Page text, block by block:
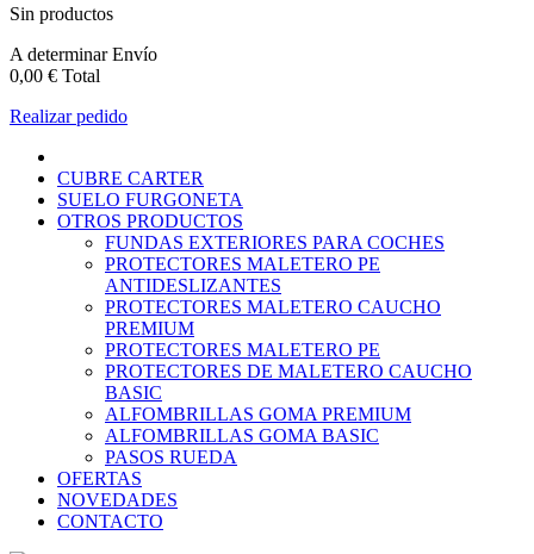
Sin productos
A determinarEnvío
0,00 € Total
Realizar pedido
CUBRE CARTER
SUELO FURGONETA
OTROS PRODUCTOS
FUNDAS EXTERIORES PARA COCHES
PROTECTORES MALETERO PE
ANTIDESLIZANTES
PROTECTORES MALETERO CAUCHO
PREMIUM
PROTECTORES MALETERO PE
PROTECTORES DE MALETERO CAUCHO
BASIC
ALFOMBRILLAS GOMA PREMIUM
ALFOMBRILLAS GOMA BASIC
PASOS RUEDA
OFERTAS
NOVEDADES
CONTACTO